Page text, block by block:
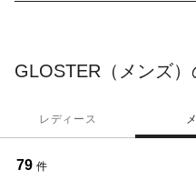
GLOSTER（メンズ
レディース
79 件